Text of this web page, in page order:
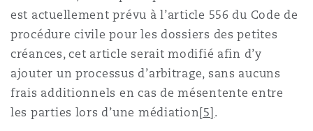
est actuellement prévu à l’article 556 du Code de
procédure civile pour les dossiers des petites
créances, cet article serait modifié afin d’y
ajouter un processus d’arbitrage, sans aucuns
frais additionnels en cas de mésentente entre
les parties lors d’une médiation[5] .